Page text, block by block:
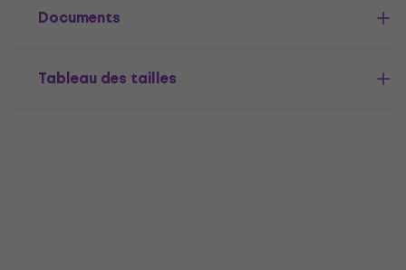
Documents
Tableau des tailles